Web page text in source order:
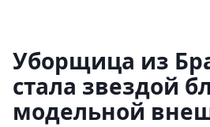
Уборщица из
стала звездой
модельной